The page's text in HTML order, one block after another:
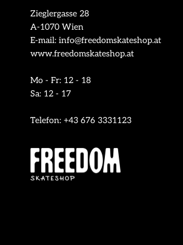
Zieglergasse 28
A-1070 Wien
E-mail: info@freedomskateshop.at
www.freedomskateshop.at
Mo - Fr: 12 - 18
Sa: 12 - 17
Telefon: +43 676 3331123